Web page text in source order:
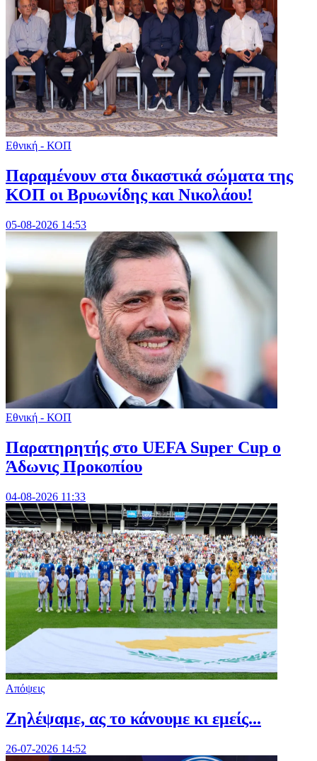
Εθνική - ΚΟΠ
Παραμένουν στα δικαστικά σώματα της
ΚΟΠ οι Βρυωνίδης και Νικολάου!
05-08-2026 14:53
Εθνική - ΚΟΠ
Παρατηρητής στο UEFA Super Cup ο
Άδωνις Προκοπίου
04-08-2026 11:33
Απόψεις
Ζηλέψαμε, ας το κάνουμε κι εμείς...
26-07-2026 14:52